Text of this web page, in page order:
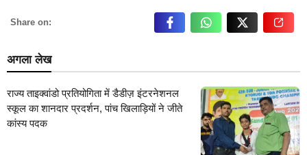
Share on:
अगला लेख
राज्य ताइक्वांडो प्रतियोगिता में डैडीज़ इंटरनेशनल
स्कूल का शानदार प्रदर्शन, पांच खिलाड़ियों ने जीते
कांस्य पदक